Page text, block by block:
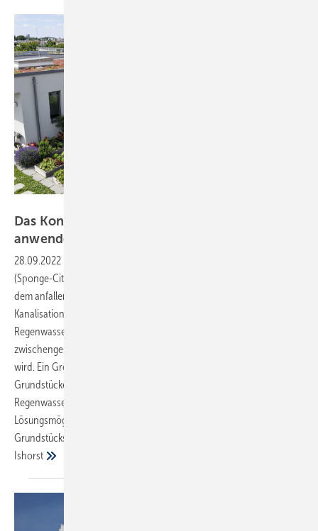
Das Konzept der Schwammstadt dezentral
anwenden
28.09.2022
(Sponge-City) handelt es sich um ein Konzept der Stadtplanung, bei
dem anfallendes Niederschlagswasser möglichst nicht über die
Kanalisation abgeleitet, sondern durch verschiedene Maßnahmen der
Regenwasser­bewirtschaftung lokal aufgenommen,
zwischengespeichert und dem natürlichen Wasserkreislauf zugeführt
wird. Ein Großteil des Konzepts vollzieht sich in der Regel auf
Grundstücken durch Maßnahmen der dezentralen
Regenwasserbewirtschaftung. Welche Anforderungen und ­
Lösungsmöglichkeiten sich dabei im Bereich der Gebäude- und
Grundstücksentwässerung ­ergeben, stellt dieser Beitrag vor. → Bernd
Ishorst